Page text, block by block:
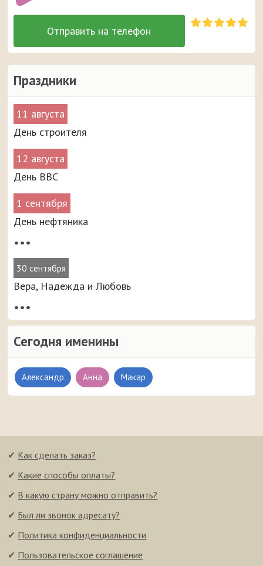
Праздники
11 августа
День строителя
12 августа
День ВВС
1 сентября
День нефтяника
•••
30 сентября
Вера, Надежда и Любовь
•••
Сегодня именины
Александр Анна Макар
✔ Как сделать заказ?
✔ Какие способы оплаты?
✔ В какую страну можно отправить?
✔ Был ли звонок адресату?
✔ Политика конфиденциальности
✔ Пользовательское соглашение